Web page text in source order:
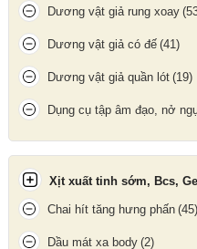
Sử dụng kèm gel bôi trơn để
Sau khi sử dụng vệ sinh
bảo quản nơi khô ráo thoáng
Dương vật giả rung xoay
Dương vật giả có đế (41)
Dương vật giả quần lót (19)
Dụng cụ tập âm đạo, nở
Xịt xuất tinh sớm, Bcs,
Chai hít tăng hưng phấn (45)
Dầu mát xa body (2)